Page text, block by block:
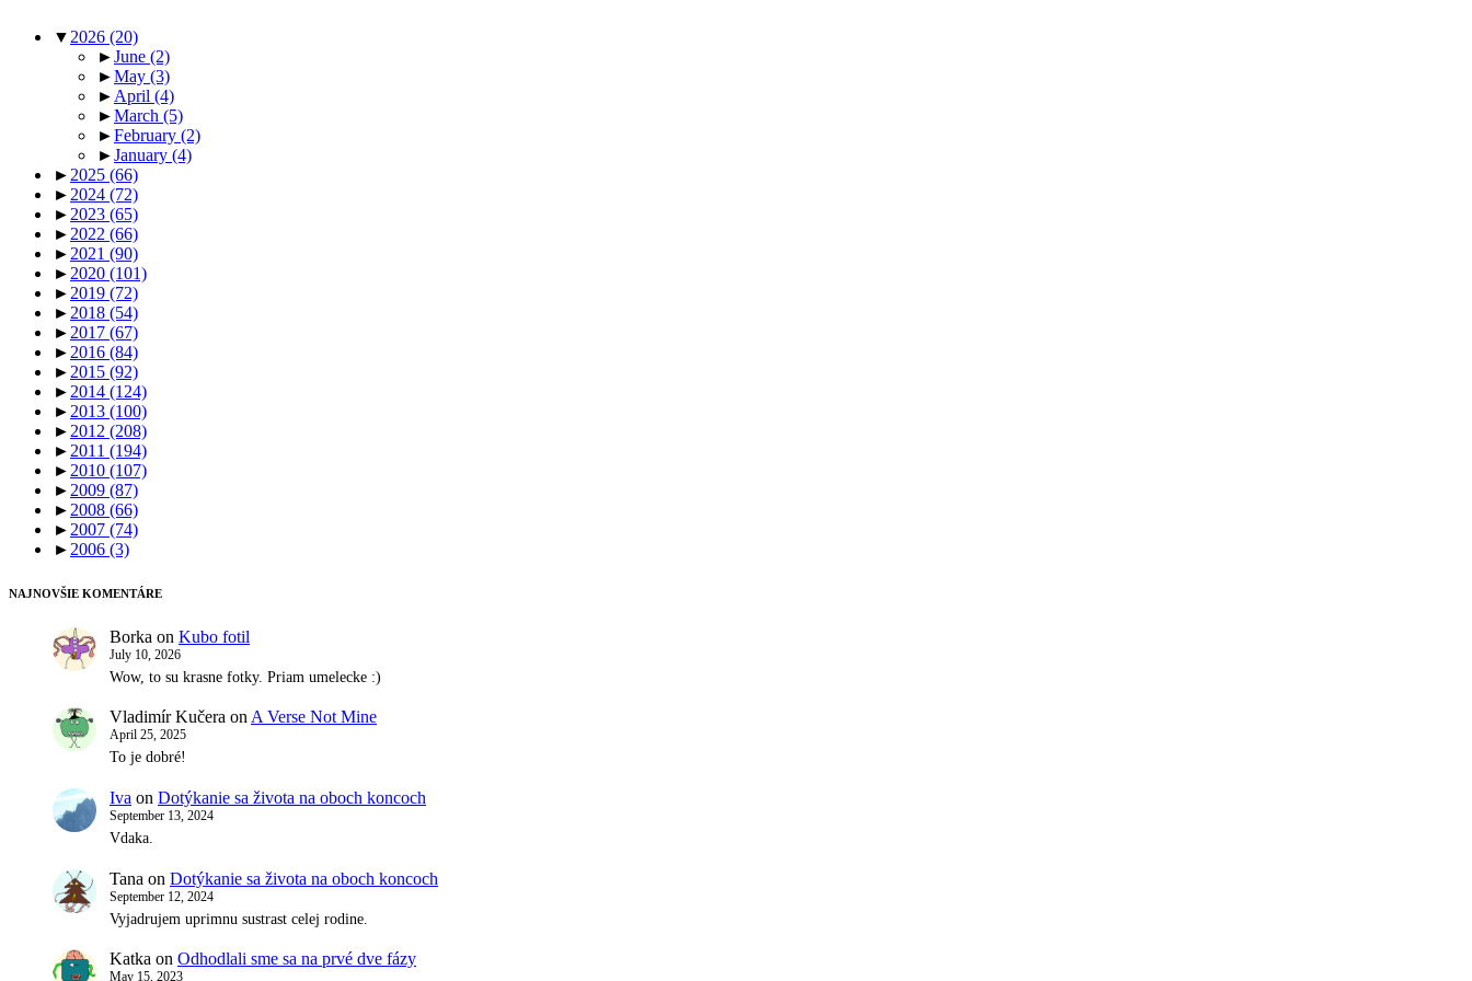
▼ 2026 (20)
►June (2)
►May (3)
► April (4)
►March (5)
►February (2)
►January (4)
► 2025 (66)
► 2024 (72)
► 2023 (65)
► 2022 (66)
► 2021 (90)
► 2020 (101)
► 2019 (72)
► 2018 (54)
► 2017 (67)
► 2016 (84)
► 2015 (92)
► 2014 (124)
► 2013 (100)
► 2012 (208)
► 2011 (194)
► 2010 (107)
► 2009 (87)
► 2008 (66)
► 2007 (74)
► 2006 (3)
NAJNOVŠIE KOMENTÁRE
Borka on Kubo fotil
July 10, 2026
Wow, to su krasne fotky. Priam umelecke :)
Vladimír Kučera on A Verse Not Mine
April 25, 2025
To je dobré!
Iva on Dotýkanie sa života na oboch koncoch
September 13, 2024
Vdaka.
Tana on Dotýkanie sa života na oboch koncoch
September 12, 2024
Vyjadrujem uprimnu sustrast celej rodine.
Katka on Odhodlali sme sa na prvé dve fázy
May 15, 2023